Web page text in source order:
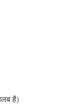
है)